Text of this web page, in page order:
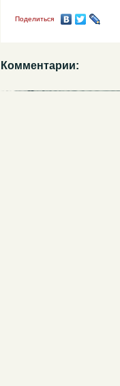
Поделиться
Комментарии: